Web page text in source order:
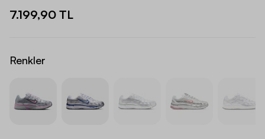
7.199,90 TL
Renkler